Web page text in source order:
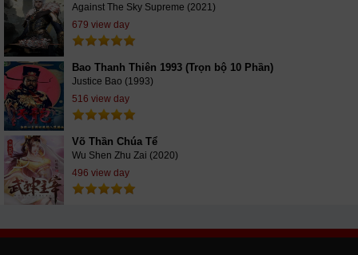
Against The Sky Supreme (2021)
679 view day
Bao Thanh Thiên 1993 (Trọn bộ 10 Phần)
Justice Bao (1993)
516 view day
Võ Thần Chúa Tể
Wu Shen Zhu Zai (2020)
496 view day